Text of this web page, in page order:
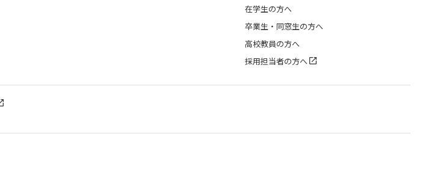
在学生の方へ
卒業生・同窓生の方へ
高校教員の方へ
採用担当者の方へ